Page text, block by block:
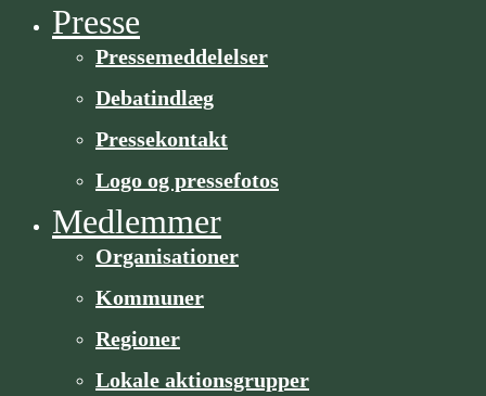
Presse
Pressemeddelelser
Debatindlæg
Pressekontakt
Logo og pressefotos
Medlemmer
Organisa­­tioner
Kommuner
Regioner
Lokale aktionsgrupper